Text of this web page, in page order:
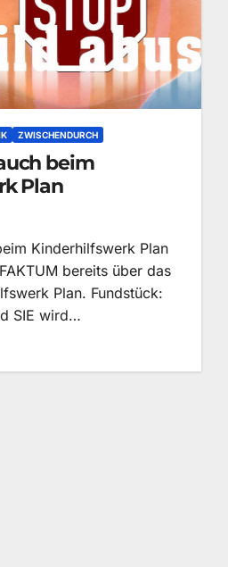
ZWISCHENDURCH
beim
Plan
Kinder­hilfs­werk Plan
bereits über das
Plan. Fundstück:
SIE wird…